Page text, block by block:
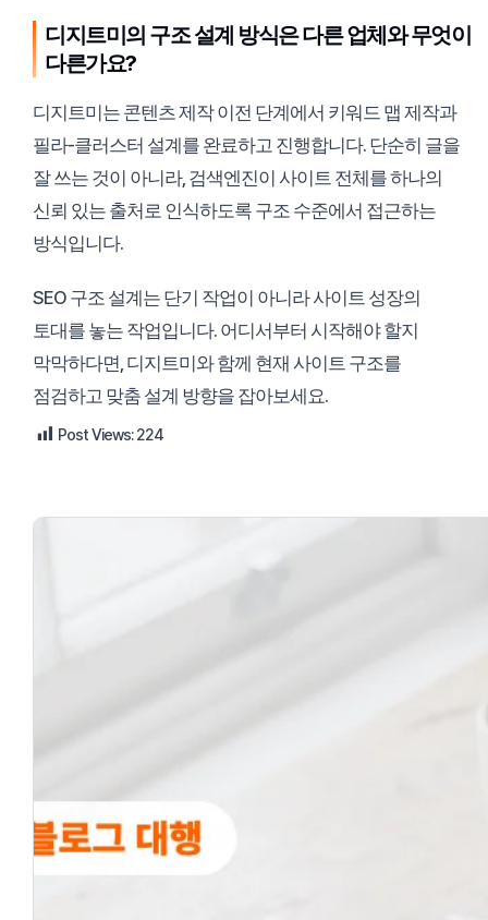
디지트미의 구조 설계 방식은 다른 업체와 무엇이
다른가요?
디지트미는 콘텐츠 제작 이전 단계에서 키워드 맵 제작과
필라-클러스터 설계를 완료하고 진행합니다. 단순히 글을
잘 쓰는 것이 아니라, 검색엔진이 사이트 전체를 하나의
신뢰 있는 출처로 인식하도록 구조 수준에서 접근하는
방식입니다.
SEO 구조 설계는 단기 작업이 아니라 사이트 성장의
토대를 놓는 작업입니다. 어디서부터 시작해야 할지
막막하다면, 디지트미와 함께 현재 사이트 구조를
점검하고 맞춤 설계 방향을 잡아보세요.
Post Views: 224